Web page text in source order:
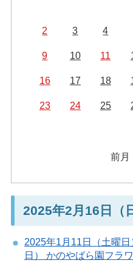
2 3 4
9 10 11
16 17 18
23 24 25
前月
2025年2月16日（
2025年1月11日（土曜
日） かのやばら園フラ